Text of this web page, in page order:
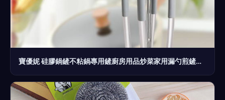
寶優妮 硅膠鍋鏟不粘鍋專用鏟廚房用品炒菜家用漏勺煎鏟喝湯勺套裝